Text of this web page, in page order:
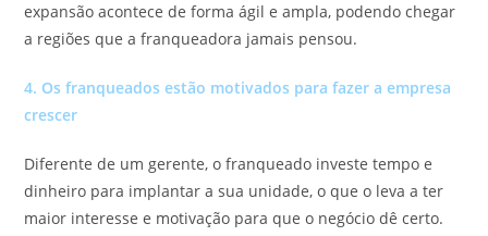
expansão acontece de forma ágil e ampla, podendo chegar
a regiões que a franqueadora jamais pensou.
4. Os franqueados estão motivados para fazer a empresa
crescer
Diferente de um gerente, o franqueado investe tempo e
dinheiro para implantar a sua unidade, o que o leva a ter
maior interesse e motivação para que o negócio dê certo.